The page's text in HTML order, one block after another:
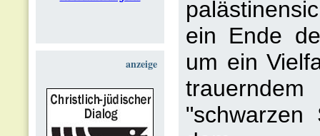
anzeige
ein Ende
um ein